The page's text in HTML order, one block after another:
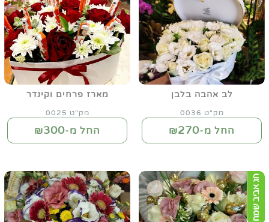
לב אהבה בלבן
מק"ט 0036
החל מ-₪270
מארז פרחים וקינדר
מק"ט 0025
החל מ-₪300